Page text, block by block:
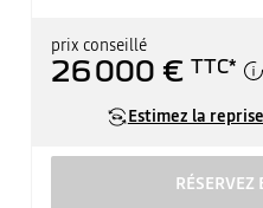
prix conseillé
26 000 € TTC*
Estimez la
RÉSERVEZ